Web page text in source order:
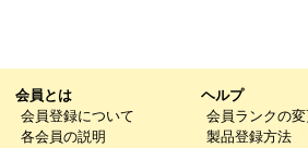
会員とは
会員登録について
各会員の説明
ヘルプ
会員ランクの変
製品登録方法